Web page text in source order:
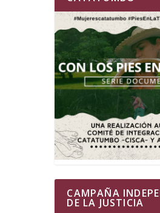
CAMPAÑA
DE LA JUSTICIA